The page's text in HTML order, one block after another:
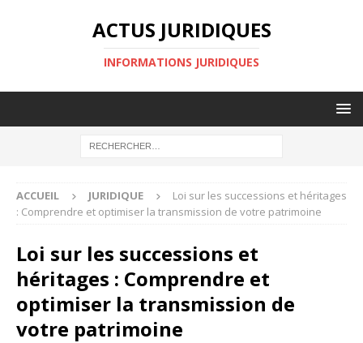
ACTUS JURIDIQUES
INFORMATIONS JURIDIQUES
ACCUEIL JURIDIQUE
Loi sur les successions et héritages
: Comprendre et optimiser la transmission de votre patrimoine
Loi sur les successions et
héritages : Comprendre et
optimiser la transmission de
votre patrimoine